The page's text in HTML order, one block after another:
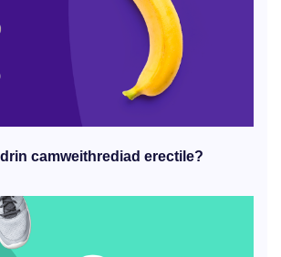
camweithrediad erectile?